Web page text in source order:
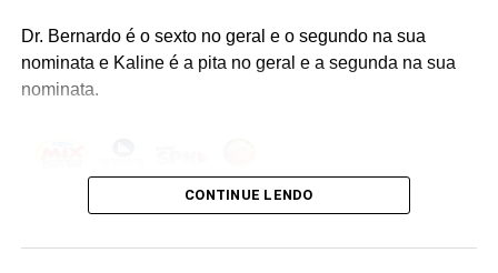
Dr. Bernardo é o sexto no geral e o segundo na sua
nominata e Kaline é a pita no geral e a segunda na sua
nominata.
CONTINUE LENDO